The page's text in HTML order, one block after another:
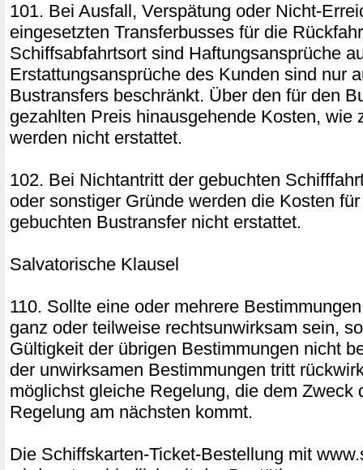
101. Bei Ausfall, Verspätung oder Nicht-
eingesetzten Transferbusses für die
Schiffsabfahrtsort sind Haftungsansprüche
Erstattungsansprüche des Kunden sind nur
Bustransfers beschränkt. Über den für den
gezahlten Preis hinausgehende Kosten, wie
werden nicht erstattet.
102. Bei Nichtantritt der gebuchten
oder sonstiger Gründe werden die Kosten
gebuchten Bustransfer nicht erstattet.
Salvatorische Klausel
110. Sollte eine oder mehrere
ganz oder teilweise rechtsunwirksam sein,
Gültigkeit der übrigen Bestimmungen nicht
der unwirksamen Bestimmungen tritt
möglichst gleiche Regelung, die dem Zweck
Regelung am nächsten kommt.
Die Schiffskarten-Ticket-Bestellung mit